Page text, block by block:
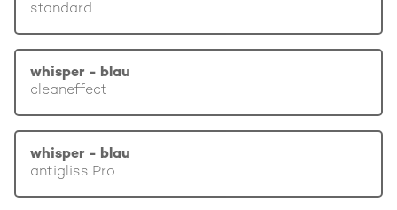
standard
whisper - blau
cleaneffect
whisper - blau
antigliss Pro